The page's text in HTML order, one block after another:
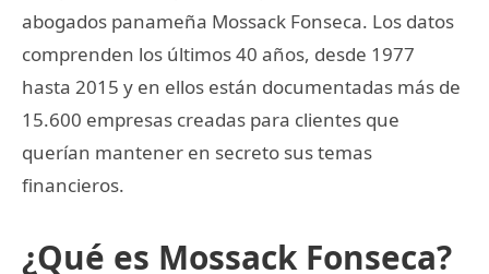
abogados panameña Mossack Fonseca. Los datos
comprenden los últimos 40 años, desde 1977
hasta 2015 y en ellos están documentadas más de
15.600 empresas creadas para clientes que
querían mantener en secreto sus temas
financieros.
¿Qué es Mossack Fonseca?